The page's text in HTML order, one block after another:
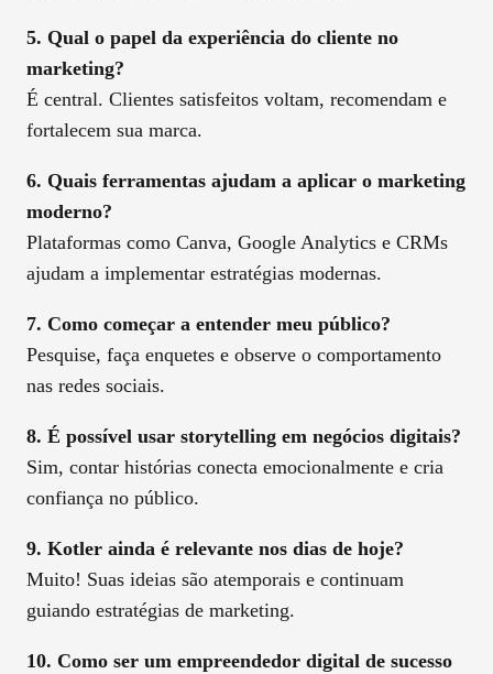
5. Qual o papel da experiência do cliente no
marketing?
É central. Clientes satisfeitos voltam, recomendam e
fortalecem sua marca.
6. Quais ferramentas ajudam a aplicar o marketing
moderno?
Plataformas como Canva, Google Analytics e CRMs
ajudam a implementar estratégias modernas.
7. Como começar a entender meu público?
Pesquise, faça enquetes e observe o comportamento
nas redes sociais.
8. É possível usar storytelling em negócios digitais?
Sim, contar histórias conecta emocionalmente e cria
confiança no público.
9. Kotler ainda é relevante nos dias de hoje?
Muito! Suas ideias são atemporais e continuam
guiando estratégias de marketing.
10. Como ser um empreendedor digital de sucesso